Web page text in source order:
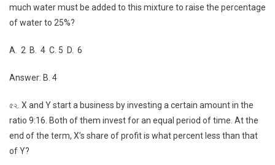
much water must be added to this mixture to raise the percentage
of water to 25%?
A. 2 B. 4 C. 5 D. 6
Answer: B. 4
৫২. X and Y start a business by investing a certain amount in the
ratio 9:16. Both of them invest for an equal period of time. At the
end of the term, X’s share of profit is what percent less than that
of Y?